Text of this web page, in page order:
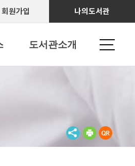
회원가입 나의도서관
도서관소개